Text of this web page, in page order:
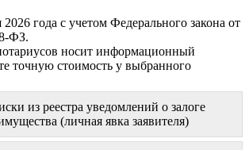
года с учетом Федерального закона от
ФЗ.
носит информационный
точную стоимость у выбранного
из реестра уведомлений о залоге
(личная явка заявителя)